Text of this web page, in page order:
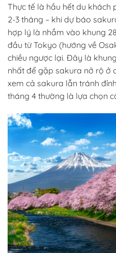
Thực tế là hầu hết du
2-3 tháng – khi dự báo
hợp lý là nhắm vào khung
đầu từ Tokyo (hướng về
chiều ngược lại. Đây là
nhất để gặp sakura nở rộ ở
xem cả sakura lẫn tránh
tháng 4 thường là lựa chọn